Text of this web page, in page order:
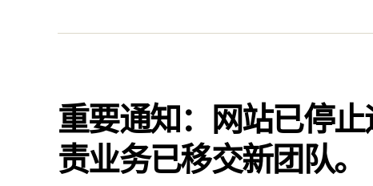
重要通知：网站已停
责业务已移交新团队。